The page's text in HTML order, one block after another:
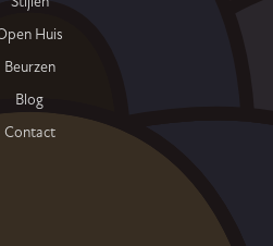
Huis
Beurzen
Blog
Contact